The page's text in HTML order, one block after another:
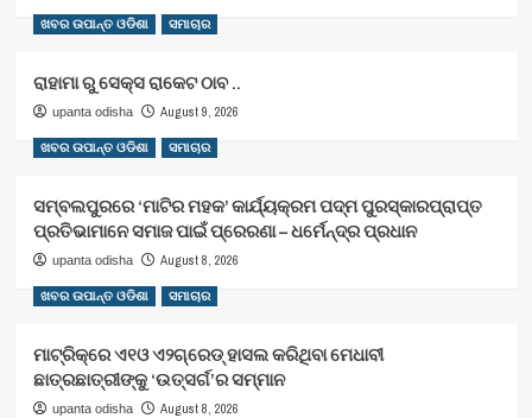
ଖବର ଉପାନ୍ତ ଓଡିଶା ସମାଚାର
ରାହାମା ରୁ ସେକ୍ସ ରାକେଟ ଠାବ ..
upanta odisha August 9, 2026
ଖବର ଉପାନ୍ତ ଓଡିଶା ସମାଚାର
ସମ୍ବଲପୁରରେ ‘ମାଟିର ମହକ’ କାର୍ଯ୍ୟକ୍ରମ ପଦ୍ମ ପୁରସ୍କାରପ୍ରାପ୍ତ
ପ୍ରତିଭାମାନେ ସମାଜ ପାଇଁ ପ୍ରେରଣା – ଧର୍ମେନ୍ଦ୍ର ପ୍ରଧାନ
upanta odisha August 8, 2026
ଖବର ଉପାନ୍ତ ଓଡିଶା ସମାଚାର
ମାଟ୍ରିକ୍‌ରେ ଏ୧ଓ ଏ୨ଗ୍ରେଡ୍‌ ହାସଲ କରିଥିବା ମେଧାବୀ
ଛାତ୍ରଛାତ୍ରୀଙ୍କୁ ‘ଉତ୍ସର୍ଗ’ର ସମ୍ମାନ
upanta odisha August 8, 2026